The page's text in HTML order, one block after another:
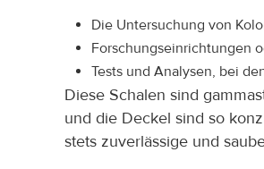
Die Untersuchung von
Forschungseinrichtungen
Tests und Analysen, bei
Diese Schalen sind
und die Deckel sind so
stets zuverlässige und